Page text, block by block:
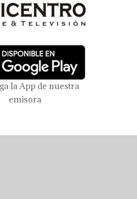
la App de nuestra
emisora